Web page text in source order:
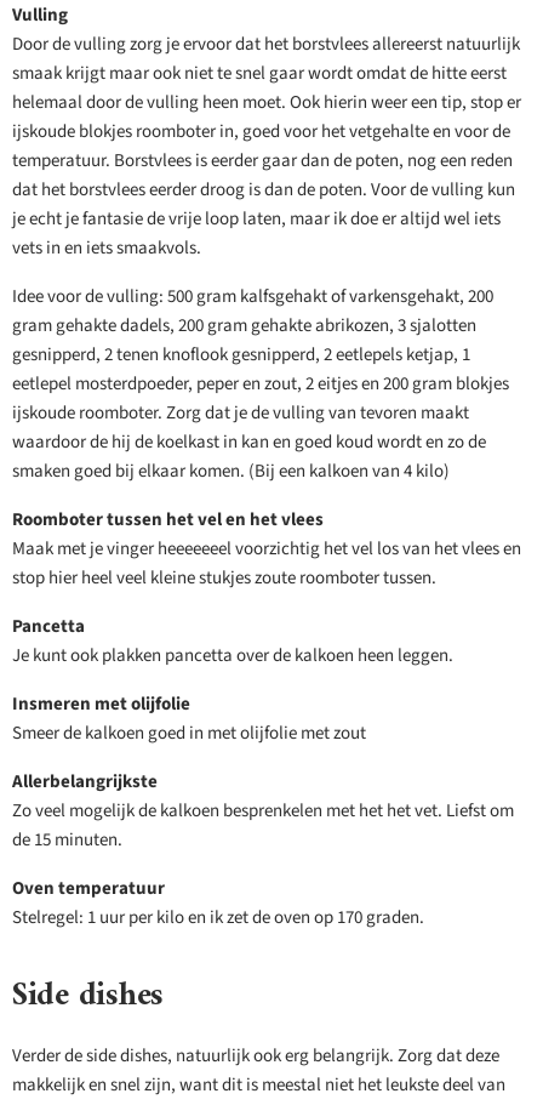
Vulling
Door de vulling zorg je ervoor dat het borstvlees allereerst natuurlijk
smaak krijgt maar ook niet te snel gaar wordt omdat de hitte eerst
helemaal door de vulling heen moet. Ook hierin weer een tip, stop er
ijskoude blokjes roomboter in, goed voor het vetgehalte en voor de
temperatuur. Borstvlees is eerder gaar dan de poten, nog een reden
dat het borstvlees eerder droog is dan de poten. Voor de vulling kun
je echt je fantasie de vrije loop laten, maar ik doe er altijd wel iets
vets in en iets smaakvols.
Idee voor de vulling: 500 gram kalfsgehakt of varkensgehakt, 200
gram gehakte dadels, 200 gram gehakte abrikozen, 3 sjalotten
gesnipperd, 2 tenen knoflook gesnipperd, 2 eetlepels ketjap, 1
eetlepel mosterdpoeder, peper en zout, 2 eitjes en 200 gram blokjes
ijskoude roomboter. Zorg dat je de vulling van tevoren maakt
waardoor de hij de koelkast in kan en goed koud wordt en zo de
smaken goed bij elkaar komen. (Bij een kalkoen van 4 kilo)
Roomboter tussen het vel en het vlees
Maak met je vinger heeeeeeel voorzichtig het vel los van het vlees en
stop hier heel veel kleine stukjes zoute roomboter tussen.
Pancetta
Je kunt ook plakken pancetta over de kalkoen heen leggen.
Insmeren met olijfolie
Smeer de kalkoen goed in met olijfolie met zout
Allerbelangrijkste
Zo veel mogelijk de kalkoen besprenkelen met het het vet. Liefst om
de 15 minuten.
Oven temperatuur
Stelregel: 1 uur per kilo en ik zet de oven op 170 graden.
Side dishes
Verder de side dishes, natuurlijk ook erg belangrijk. Zorg dat deze
makkelijk en snel zijn, want dit is meestal niet het leukste deel van